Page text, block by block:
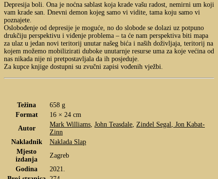
Depresija boli. Ona je noćna sablast koja krade vašu radost, nemirni um koji
vam krade san. Dnevni demon kojeg samo vi vidite, tama koju samo vi
poznajete.
Oslobođenje od depresije je moguće, no do slobode se dolazi uz potpuno
drukčiju perspektivu i viđenje problema – ta će nam perspektiva biti mapa
za ulaz u jedan novi teritorij unutar našeg bića i naših doživljaja, teritorij na
kojem možemo mobilizirati duboke unutarnje resurse uma za koje većina od
nas nikada nije ni pretpostavljala da ih posjeduje.
Za kupce knjige dostupni su zvučni zapisi vođenih vježbi.
Težina
658 g
Format
16 × 24 cm
Autor
Mark Williams John Teasdale Zindel Segal
Jon Kabat-
Zinn
Nakladnik
Naklada Slap
Mjesto
izdanja
Zagreb
Godina
2021.